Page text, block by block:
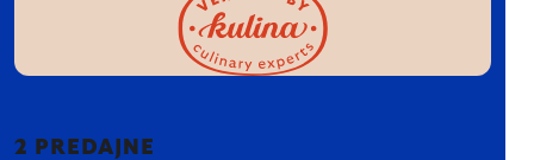
2 PREDAJNE